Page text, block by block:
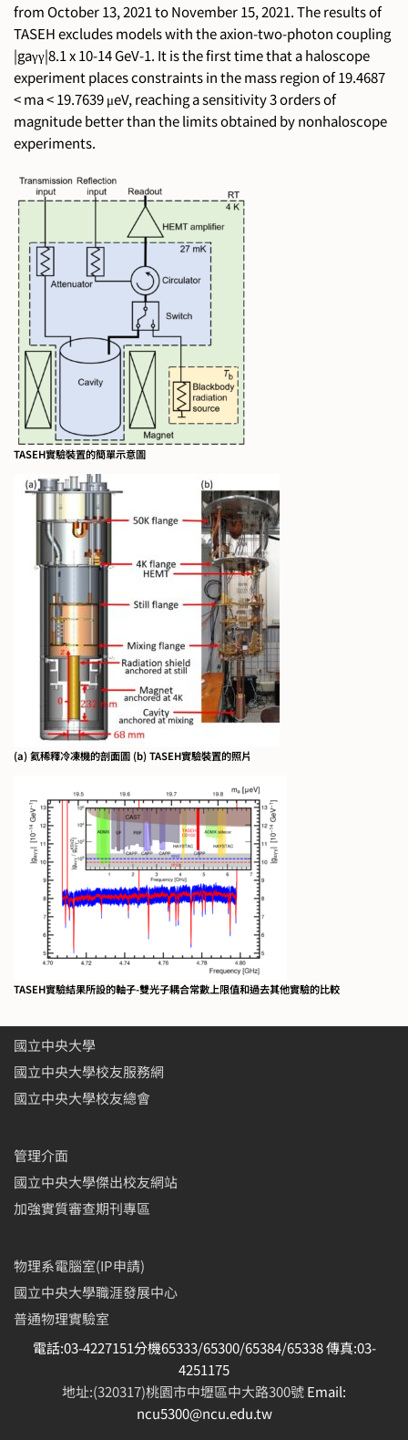
from October 13, 2021 to November 15, 2021. The results of
TASEH excludes models with the axion-two-photon coupling
|gaγγ|8.1 x 10-14 GeV-1. It is the first time that a haloscope
experiment places constraints in the mass region of 19.4687
< ma < 19.7639 μeV, reaching a sensitivity 3 orders of
magnitude better than the limits obtained by nonhaloscope
experiments.
TASEH實驗裝置的簡單示意圖
(a) 氦稀釋冷凍機的剖面圖 (b) TASEH實驗裝置的照片
TASEH實驗結果所設的軸子-雙光子耦合常數上限值和過去其他實驗的比較
國立中央大學
國立中央大學校友服務網
國立中央大學校友總會
管理介面
國立中央大學傑出校友網站
加強實質審查期刊專區
物理系電腦室(IP申請)
國立中央大學職涯發展中心
普通物理實驗室
電話:03-4227151分機65333/65300/65384/65338 傳真:03-
4251175
地址:(320317)桃園市中壢區中大路300號Email:
ncu5300@ncu.edu.tw